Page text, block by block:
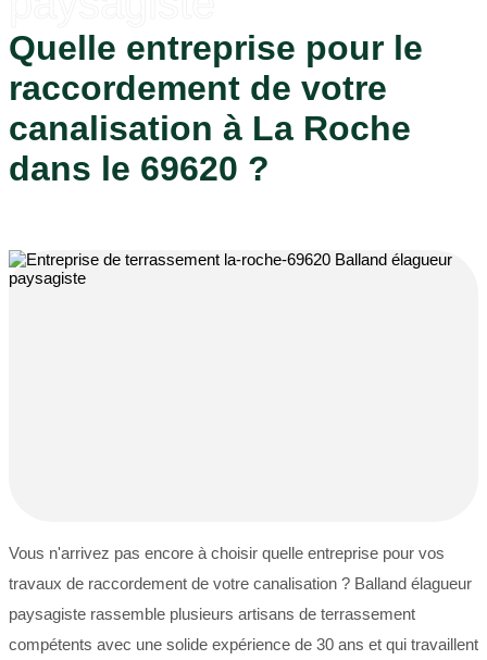
Quelle entreprise pour le
raccordement de votre
canalisation à La Roche
dans le 69620 ?
Vous n'arrivez pas encore à choisir quelle entreprise pour vos
travaux de raccordement de votre canalisation ? Balland élagueur
paysagiste rassemble plusieurs artisans de terrassement
compétents avec une solide expérience de 30 ans et qui travaillent